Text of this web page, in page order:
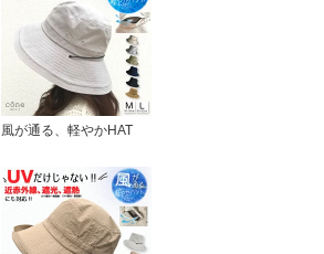
風が通る、軽やかHAT